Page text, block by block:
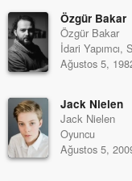
Özgür Bakar
Özgür Bakar
İdari Yapımcı,
Ağustos 5,
Jack Nielen
Jack Nielen
Oyuncu
Ağustos 5,